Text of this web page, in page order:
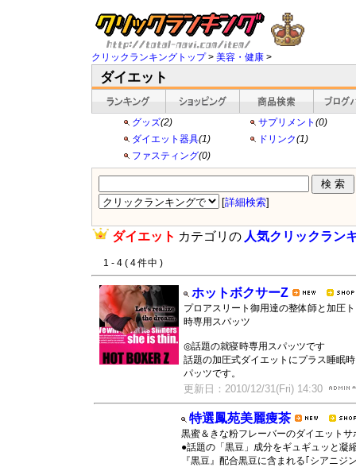
クリックランキングトップ> 美容・健康 >
ダイエット
グッズ(2) サプリメント (0)
ダイエット器具(1) ドリンク(1)
ファスティング(0)
[詳細検索]
ダイエット カテゴリの 人気クリックラン
1 - 4 ( 4 件中 )
ホットボクサーZ
プロアスリート御用達の整体師と加圧
時専用スパッツ
◎話題の就寝時専用スパッツです
話題の加圧式ダイエットにプラス睡眠
パッツです。
更新日：2010/12/31(Fri) 14:30
特選鳳苑美麗痩茶
黒蜜＆きな粉フレーバーのダイエット
●話題の「黒豆」成分をギュギュッと凝
『黒豆』配合黒豆に含まれる｢シアニジ